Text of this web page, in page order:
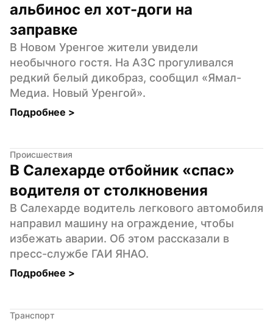
альбинос ел хот-доги на
заправке
В Новом Уренгое жители увидели
необычного гостя. На АЗС прогуливался
редкий белый дикобраз, сообщил «Ямал-
Медиа. Новый Уренгой».
Подробнее >
Происшествия
В Салехарде отбойник «спас»
водителя от столкновения
В Салехарде водитель легкового автомобиля
направил машину на ограждение, чтобы
избежать аварии. Об этом рассказали в
пресс-службе ГАИ ЯНАО.
Подробнее >
Транспорт